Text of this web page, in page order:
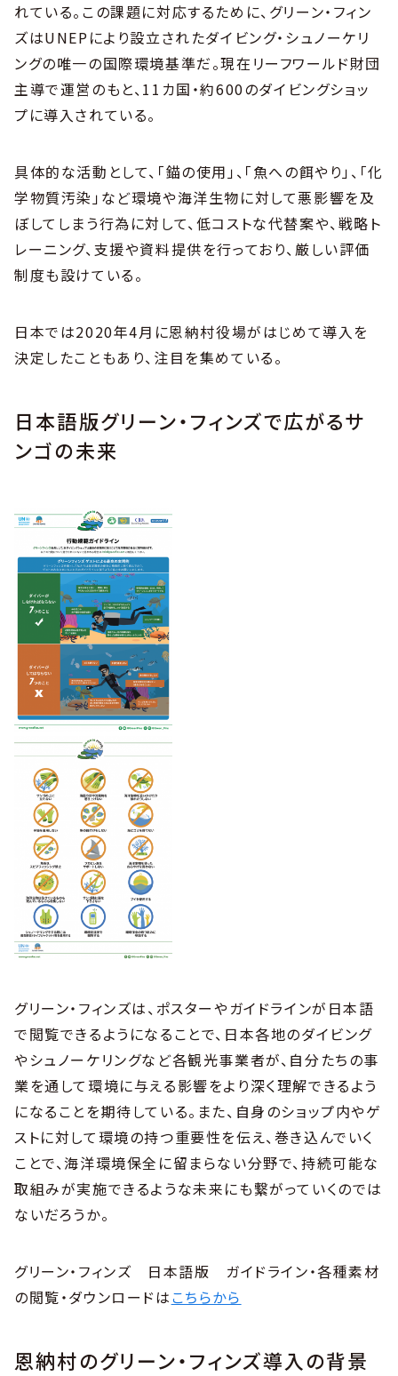
れている。この課題に対応するために、グリーン・フィン
ズはUNEPにより設立されたダイビング・シュノーケリ
ングの唯一の国際環境基準だ。現在リーフワールド財団
主導で運営のもと、11カ国・約600のダイビングショッ
プに導入されている。
具体的な活動として、「錨の使用」、「魚への餌やり」、「化
学物質汚染」など環境や海洋生物に対して悪影響を及
ぼしてしまう行為に対して、低コストな代替案や、戦略ト
レーニング、支援や資料提供を行っており、厳しい評価
制度も設けている。
日本では2020年4月に恩納村役場がはじめて導入を
決定したこともあり、注目を集めている。
日本語版グリーン・フィンズで広がるサ
ンゴの未来
グリーン・フィンズは、ポスターやガイドラインが日本語
で閲覧できるようになることで、日本各地のダイビング
やシュノーケリングなど各観光事業者が、自分たちの事
業を通して環境に与える影響をより深く理解できるよう
になることを期待している。また、自身のショップ内やゲ
ストに対して環境の持つ重要性を伝え、巻き込んでいく
ことで、海洋環境保全に留まらない分野で、持続可能な
取組みが実施できるような未来にも繋がっていくのでは
ないだろうか。
グリーン・フィンズ 日本語版 ガイドライン・各種素材
の閲覧・ダウンロードはこちらから
恩納村のグリーン・フィンズ導入の背景